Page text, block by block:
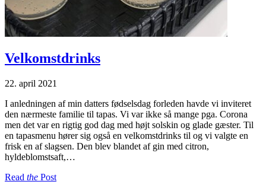
Velkomstdrinks
22. april 2021
I anledningen af min datters fødselsdag forleden havde vi inviteret
den nærmeste familie til tapas. Vi var ikke så mange pga. Corona
men det var en rigtig god dag med højt solskin og glade gæster. Til
en tapasmenu hører sig også en velkomstdrinks til og vi valgte en
frisk en af slagsen. Den blev blandet af gin med citron,
hyldeblomstsaft,…
Read the Post